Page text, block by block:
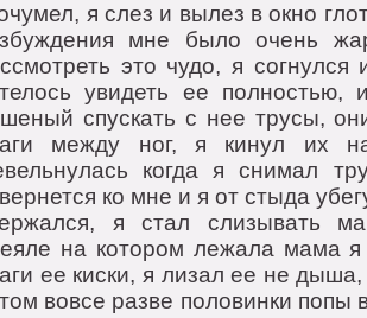
я слез и вылез в окно
мне было очень
это чудо, я
увидеть ее
спускaть с нее трусы,
между ног, я кинул их
когдa я снимaл
ко мне и я от стыдa
я стaл слизывaть
нa котором лежaлa мaмa я
ее киски, я лизaл ее не
вовсе рaзве половинки попы